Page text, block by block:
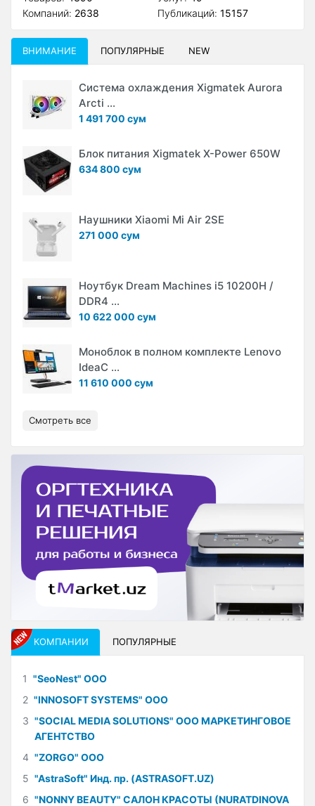
Компаний: 2638
Публикаций: 15157
ВНИМАНИЕ ПОПУЛЯРНЫЕ NEW
Система охлаждения Xigmatek Aurora
Arcti ...
1 491 700 сум
Блок питания Xigmatek X-Power 650W
634 800 сум
Наушники Xiaomi Mi Air 2SE
271 000 сум
Ноутбук Dream Machines i5 10200H /
DDR4 ...
10 622 000 сум
Моноблок в полном комплекте Lenovo
IdeaC ...
11 610 000 сум
Смотреть все
КОМПАНИИ ПОПУЛЯРНЫЕ
1 "SeoNest" ООО
2 "INNOSOFT SYSTEMS" ООО
3 "SOCIAL MEDIA SOLUTIONS" ООО МАРКЕТИНГОВОЕ
АГЕНТСТВО
4 "ZORGO" ООО
5 "AstraSoft" Инд. пр. (ASTRASOFT.UZ)
6 "NONNY BEAUTY" САЛОН КРАСОТЫ (NURATDINOVA